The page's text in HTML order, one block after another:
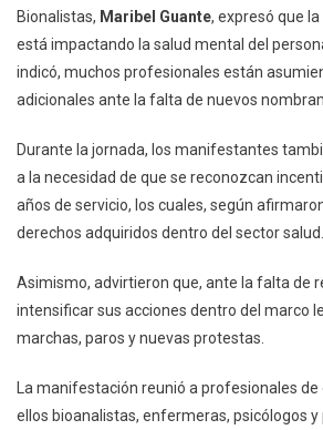
Bionalistas, Maribel Guante, expresó que
está impactando la salud mental del
indicó, muchos profesionales están
adicionales ante la falta de nuevos
Durante la jornada, los manifestantes
a la necesidad de que se reconozcan
años de servicio, los cuales, según
derechos adquiridos dentro del sector salud.
Asimismo, advirtieron que, ante la falta de
intensificar sus acciones dentro del marco
marchas, paros y nuevas protestas.
La manifestación reunió a profesionales
ellos bioanalistas, enfermeras, psicólogos y